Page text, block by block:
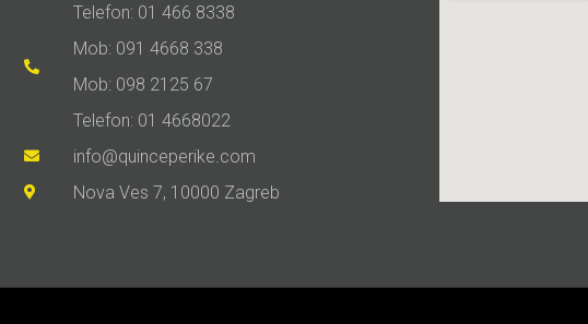
Telefon: 01 466 8338
Mob: 091 4668 338
Mob: 098 2125 67
Telefon: 01 4668022
info@quinceperike.com
Nova Ves 7, 10000 Zagreb